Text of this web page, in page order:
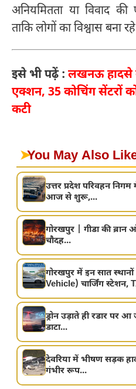
अनियमितता या विवाद की
ताकि लोगों का विश्वास बना
इसे भी पढ़ें : लखनऊ हादसे
एक्शन, 35 कोचिंग सेंटरों
कटी
➤You May Also
उत्तर प्रदेश परिवहन निगम
आज से शुरू,...
गोरखपुर | गीडा की
चौदह...
गोरखपुर में इन सात
Vehicle) चार्जिंग स्टेशन,
ड्रोन उड़ाते ही रडार पर
डाटा...
देवरिया में भीषण सड़क
गंभीर रूप...